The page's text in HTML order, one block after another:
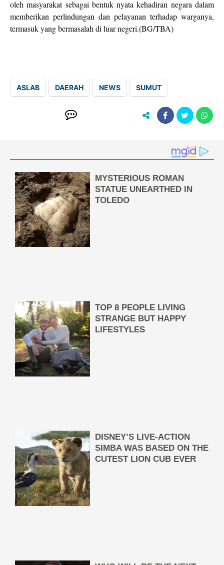
oleh masyarakat sebagai bentuk nyata kehadiran negara dalam
memberikan perlindungan dan pelayanan terhadap warganya,
termasuk yang bermasalah di luar negeri.(BG/TBA)
ASLAB DAERAH NEWS SUMUT